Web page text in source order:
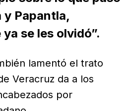
y Papantla,
se les olvidó”.
lamentó el trato
Veracruz da a los
por